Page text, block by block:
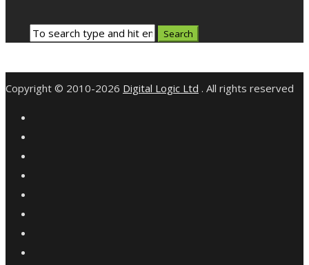
Copyright © 2010-2026 Digital Logic Ltd . All rights reserved